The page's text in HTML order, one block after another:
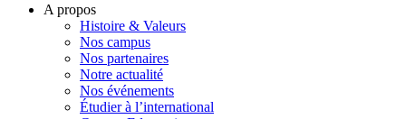
A propos
Histoire & Valeurs
Nos campus
Nos partenaires
Notre actualité
Nos événements
Étudier à l’international